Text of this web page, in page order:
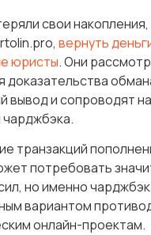
свои
вернуть
юристы. Они
вывод и сопроводят
транзакций
потребовать
но именно
вариантом
онлайн-проектам.